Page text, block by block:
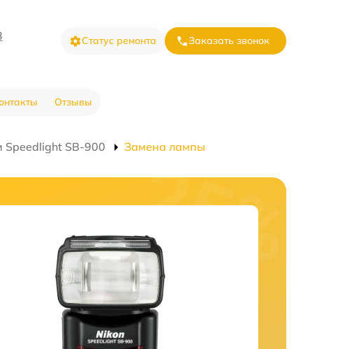
Статус ремонта Заказать звонок
Отзывы
Speedlight SB-900 Замена лампы